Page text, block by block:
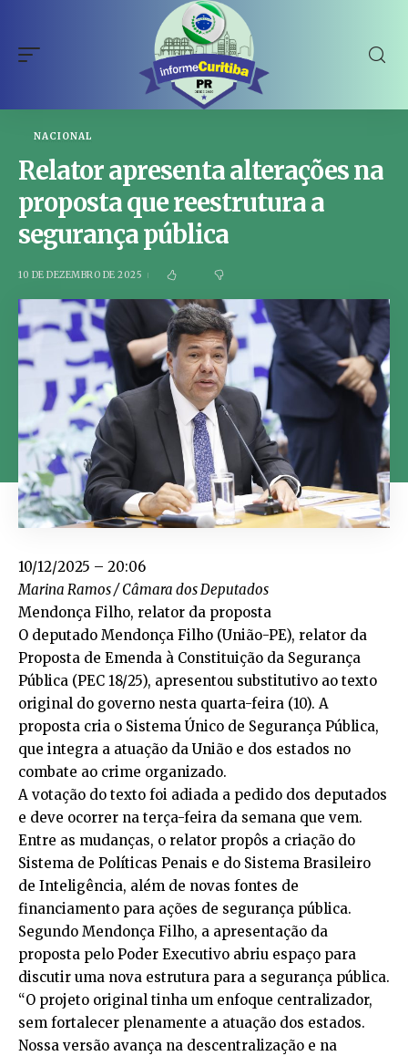
NACIONAL
Relator apresenta alterações na
proposta que reestrutura a
segurança pública
10 DE DEZEMBRO DE 2025
10/12/2025 – 20:06
Marina Ramos / Câmara dos Deputados
Mendonça Filho, relator da proposta
O deputado Mendonça Filho (União-PE), relator da
Proposta de Emenda à Constituição da Segurança
Pública (PEC 18/25), apresentou substitutivo ao texto
original do governo nesta quarta-feira (10). A
proposta cria o Sistema Único de Segurança Pública,
que integra a atuação da União e dos estados no
combate ao crime organizado.
A votação do texto foi adiada a pedido dos deputados
e deve ocorrer na terça-feira da semana que vem.
Entre as mudanças, o relator propôs a criação do
Sistema de Políticas Penais e do Sistema Brasileiro
de Inteligência, além de novas fontes de
financiamento para ações de segurança pública.
Segundo Mendonça Filho, a apresentação da
proposta pelo Poder Executivo abriu espaço para
discutir uma nova estrutura para a segurança pública.
“O projeto original tinha um enfoque centralizador,
sem fortalecer plenamente a atuação dos estados.
Nossa versão avança na descentralização e na